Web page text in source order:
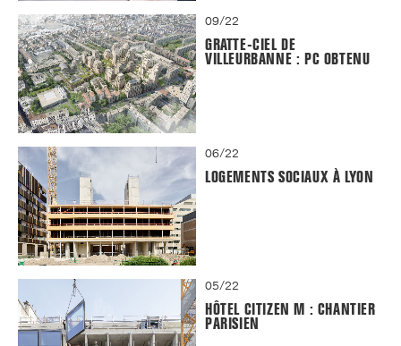
09/22
GRATTE-CIEL DE
VILLEURBANNE : PC OBTENU
06/22
LOGEMENTS SOCIAUX À LYON
05/22
HÔTEL CITIZEN M : CHANTIER
PARISIEN